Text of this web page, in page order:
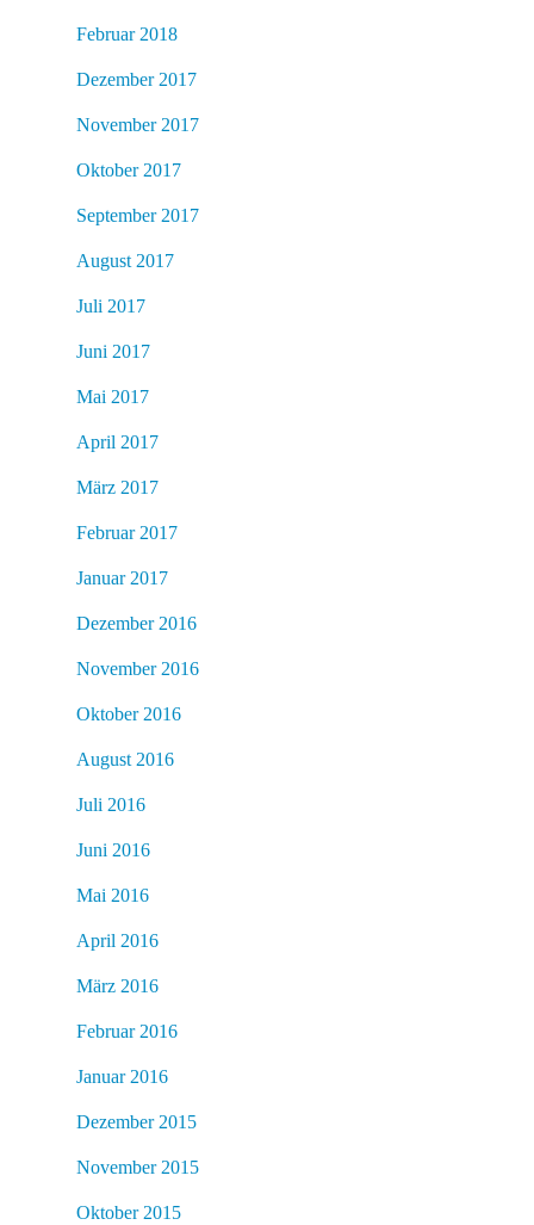
Februar 2018
Dezember 2017
November 2017
Oktober 2017
September 2017
August 2017
Juli 2017
Juni 2017
Mai 2017
April 2017
März 2017
Februar 2017
Januar 2017
Dezember 2016
November 2016
Oktober 2016
August 2016
Juli 2016
Juni 2016
Mai 2016
April 2016
März 2016
Februar 2016
Januar 2016
Dezember 2015
November 2015
Oktober 2015